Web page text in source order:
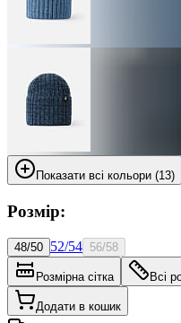
Показати всі кольори (13)
Розмір:
48/50 52/54 56/58
Розмірна сітка Всі
Додати в кошик